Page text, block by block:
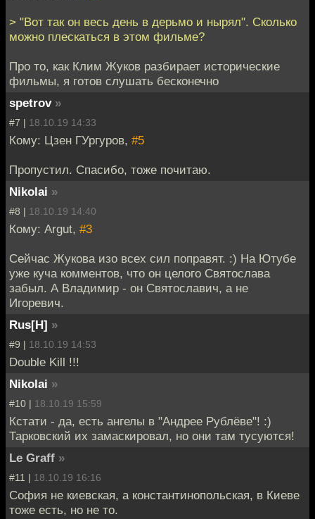
> "Вот так он весь день в дерьмо и нырял". Сколько
можно плескаться в этом фильме?
Про то, как Клим Жуков разбирает исторические
фильмы, я готов слушать бесконечно
spetrov »
#7 | 18.10.19 14:33
Кому: Цзен ГУргуров, #5
Пропустил. Спасибо, тоже почитаю.
Nikolai »
#8 | 18.10.19 14:40
Кому: Argut, #3
Сейчас Жукова изо всех сил поправят. :) На Ютубе
уже куча комментов, что он целого Святослава
забыл. А Владимир - он Святославич, а не
Игоревич.
Rus[H] »
#9 | 18.10.19 14:53
Double Kill !!!
Nikolai »
#10 | 18.10.19 15:59
Кстати - да, есть ангелы в "Андрее Рублёве"! :)
Тарковский их замаскировал, но они там тусуются!
Le Graff »
#11 | 18.10.19 16:16
София не киевская, а константинопольская, в Киеве
тоже есть, но не то.